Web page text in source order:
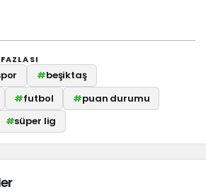
#beşiktaş
#futbol #puan durumu
#süper lig